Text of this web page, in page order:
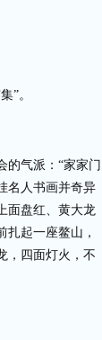
”。
的气派：“家家门
名人书画并奇异
面盘红、黄大龙
起一座鳌山，
，四面灯火，不